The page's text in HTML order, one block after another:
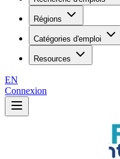
Régions
Catégories d'emploi
Resources
EN
Connexion